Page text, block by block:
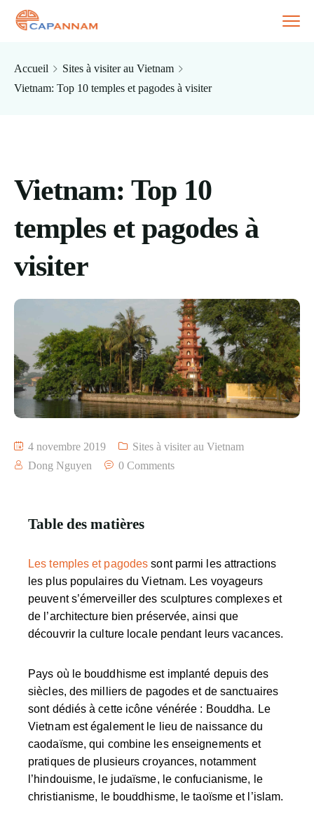
Accueil
Sites à visiter au Vietnam
Vietnam: Top 10 temples et pagodes à visiter
Vietnam: Top 10
temples et pagodes à
visiter
4 novembre 2019
Sites à visiter au Vietnam
Dong Nguyen
0 Comments
Table des matières
Les temples et pagodes sont parmi les attractions
les plus populaires du Vietnam. Les voyageurs
peuvent s’émerveiller des sculptures complexes et
de l’architecture bien préservée, ainsi que
découvrir la culture locale pendant leurs vacances.
Pays où le bouddhisme est implanté depuis des
siècles, des milliers de pagodes et de sanctuaires
sont dédiés à cette icône vénérée : Bouddha. Le
Vietnam est également le lieu de naissance du
caodaïsme, qui combine les enseignements et
pratiques de plusieurs croyances, notamment
l’hindouisme, le judaïsme, leconfucianisme, le
christianisme, le bouddhisme, le taoïsme et l’islam.